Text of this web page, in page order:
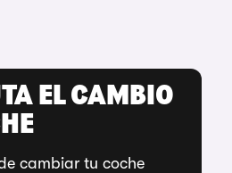
EL CAMBIO
cambiar tu coche